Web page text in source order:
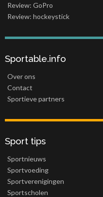
Review: GoPro
Review: hockeystick
Sportable.info
Over ons
Contact
Sportieve partners
Sport tips
Sportnieuws
Sportvoeding
Sportverenigingen
Sportscholen